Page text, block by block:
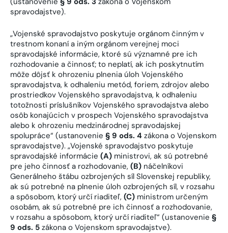
spravodajstve).
„Vojenské spravodajstvo poskytuje orgánom činným v
trestnom konaní a iným orgánom verejnej moci
spravodajské informácie, ktoré sú významné pre ich
rozhodovanie a činnosť; to neplatí, ak ich poskytnutím
môže dôjsť k ohrozeniu plnenia úloh Vojenského
spravodajstva, k odhaleniu metód, foriem, zdrojov alebo
prostriedkov Vojenského spravodajstva, k odhaleniu
totožnosti príslušníkov Vojenského spravodajstva alebo
osôb konajúcich v prospech Vojenského spravodajstva
alebo k ohrozeniu medzinárodnej spravodajskej
spolupráce“ (ustanovenie § 9 ods. 4 zákona o Vojenskom
spravodajstve). „Vojenské spravodajstvo poskytuje
spravodajské informácie (A) ministrovi, ak sú potrebné
pre jeho činnosť a rozhodovanie, (B) náčelníkovi
Generálneho štábu ozbrojených síl Slovenskej republiky,
ak sú potrebné na plnenie úloh ozbrojených síl, v rozsahu
a spôsobom, ktorý určí riaditeľ, (C) ministrom určeným
osobám, ak sú potrebné pre ich činnosť a rozhodovanie,
v rozsahu a spôsobom, ktorý určí riaditeľ“ (ustanovenie §
9 ods. 5 zákona o Vojenskom spravodajstve).